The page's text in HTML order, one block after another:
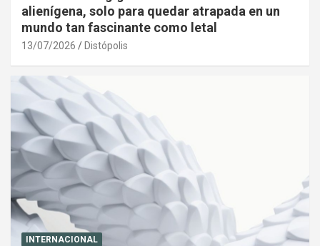
alienígena, solo para quedar atrapada en un
mundo tan fascinante como letal
13/07/2026 Distópolis
INTERNACIONAL